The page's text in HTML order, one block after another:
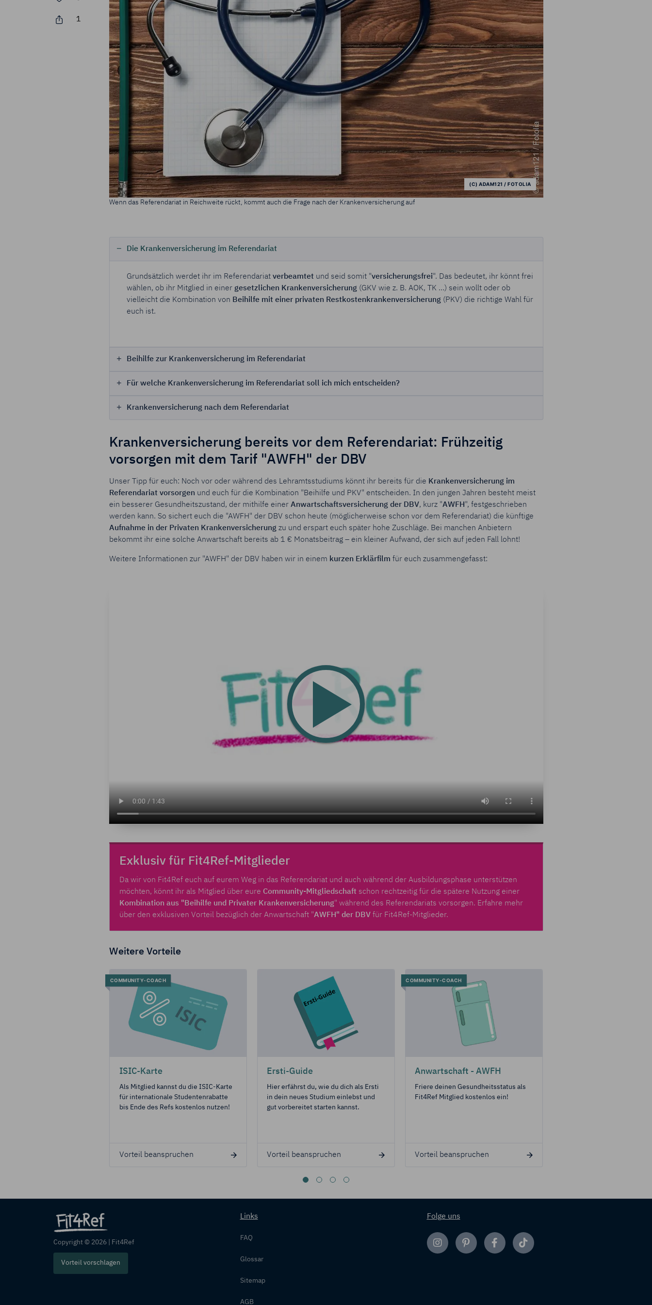
Durch Klick auf„Cookie-Einstellungen"kannst Du Deine Einwilligungen jederzeit mit Wirkung für die
Zukunft widerrufen oder anpassen.
Datenschutz & Cookies
(C) ADAM121 / FOTOLIA
Wenn das Referendariat in Reichweite rückt, kommt auch die Frage nach der Krankenversicherung auf
Die Krankenversicherung im Referendariat
Grundsätzlich werdet ihr im Referendariat verbeamtetund seid somit "versicherungsfrei". Das bedeutet, ihr könnt frei
wählen, ob ihr Mitglied in einer gesetzlichen Krankenversicherung (GKV wie z. B. AOK, TK …) sein wollt oder ob
vielleicht die Kombination von Beihilfe mit einer privaten Restkostenkrankenversicherung(PKV) die richtige Wahl für
euch ist.
Beihilfe zur Krankenversicherung im Referendariat
Für welche Krankenversicherung im Referendariat soll ich mich entscheiden?
Krankenversicherung nach dem Referendariat
Krankenversicherung bereits vor dem Referendariat: Frühzeitig
vorsorgen mit dem Tarif "AWFH" der DBV
Unser Tipp für euch: Noch vor oder während des Lehramtsstudiums könnt ihr bereits für die Krankenversicherung im
Referendariat vorsorgen und euch für die Kombination "Beihilfe und PKV" entscheiden. In den jungen Jahren besteht meist
ein besserer Gesundheitszustand, der mithilfe einer Anwartschaftsversicherung der DBV, kurz "AWFH", festgeschrieben
werden kann. So sichert euch die "AWFH" der DBV schon heute (möglicherweise schon vor dem Referendariat) die künftige
Aufnahme in der Privaten Krankenversicherung zu und erspart euch später hohe Zuschläge. Bei manchen Anbietern
bekommt ihr eine solche Anwartschaft bereits ab 1 € Monatsbeitrag – ein kleiner Aufwand, der sich auf jeden Fall lohnt!
Weitere Informationen zur "AWFH" der DBV haben wir in einem kurzen Erklärfilm für euch zusammengefasst:
Exklusiv für Fit4Ref-Mitglieder
Da wir von Fit4Ref euch auf eurem Weg in das Referendariat und auch während der Ausbildungsphase unterstützen
möchten, könnt ihr als Mitglied über eure Community-Mitgliedschaftschon rechtzeitig für die spätere Nutzung einer
Kombination aus "Beihilfe und Privater Krankenversicherung" während des Referendariats vorsorgen. Erfahre mehr
überden exklusiven Vorteil bezüglich der Anwartschaft "AWFH" der DBV für Fit4Ref-Mitglieder.
Weitere Vorteile
COMMUNITY-COACH
ISIC-Karte
Als Mitglied kannst du die ISIC-Karte
für internationale Studentenrabatte
bis Ende des Refs kostenlos nutzen!
Vorteil beanspruchen
Ersti-Guide
Hier erfährst du, wie du dich als Ersti
in dein neues Studium einlebst und
gut vorbereitet starten kannst.
Vorteil beanspruchen
COMMUNITY-COACH
Anwartschaft - AWFH
Friere deinen Gesundheitsstatus als
Fit4Ref Mitglied kostenlos ein!
Vorteil beanspruchen
1
Copyright © 2026 | Fit4Ref
Vorteil vorschlagen
Links
FAQ
Glossar
Sitemap
AGB
Folge uns